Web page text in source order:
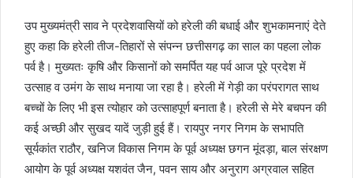
उप मुख्यमंत्री साव ने प्रदेशवासियों को हरेली की बधाई और शुभकामनाएं देते
हुए कहा कि हरेली तीज-तिहारों से संपन्न छत्तीसगढ़ का साल का पहला लोक
पर्व है। मुख्यतः कृषि और किसानों को समर्पित यह पर्व आज पूरे प्रदेश में
उत्साह व उमंग के साथ मनाया जा रहा है। हरेली में गेड़ी का परंपरागत साथ
बच्चों के लिए भी इस त्योहार को उत्साहपूर्ण बनाता है। हरेली से मेरे बचपन की
कई अच्छी और सुखद यादें जुड़ी हुई हैं। रायपुर नगर निगम के सभापति
सूर्यकांत राठौर, खनिज विकास निगम के पूर्व अध्यक्ष छगन मूंदड़ा, बाल संरक्षण
आयोग के पूर्व अध्यक्ष यशवंत जैन, पवन साय और अनुराग अग्रवाल सहित